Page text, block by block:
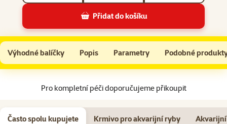
Přidat do košíku
Akvárium ANTE 12l 30x20x20cm
Do košíku
Výhodné balíčky Popis Parametry Podobné
Na začátek stránky
Pro kompletní péči doporučujeme přikoupit
Často spolu kupujete Krmivo pro akvarijní ryby